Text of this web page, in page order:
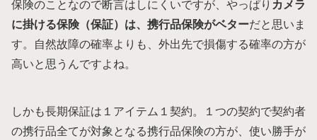
保険のことなので断言はしにくいですが、やっぱり カメラ
に掛ける保険（保証）は、携行品保険がベターだと思いま
す。自然故障の確率よりも、外出先で損傷する確率の方が
高いと思うんですよね。
しかも長期保証は１アイテム１契約。１つの契約で契約者
の携行品全てが対象となる携行品保険の方が、使い勝手が